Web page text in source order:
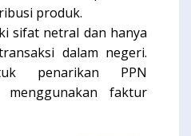
produk.
sifat netral dan hanya
dalam negeri.
penarikan PPN
menggunakan faktur